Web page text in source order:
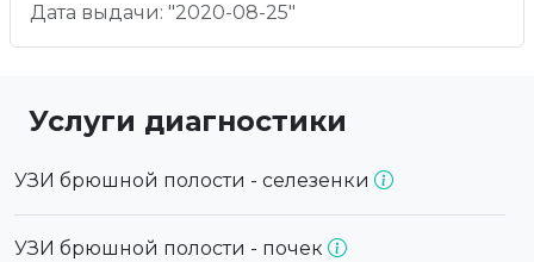
Дата выдачи: "2020-08-25"
Услуги диагностики
УЗИ брюшной полости - селезенки
УЗИ брюшной полости - почек